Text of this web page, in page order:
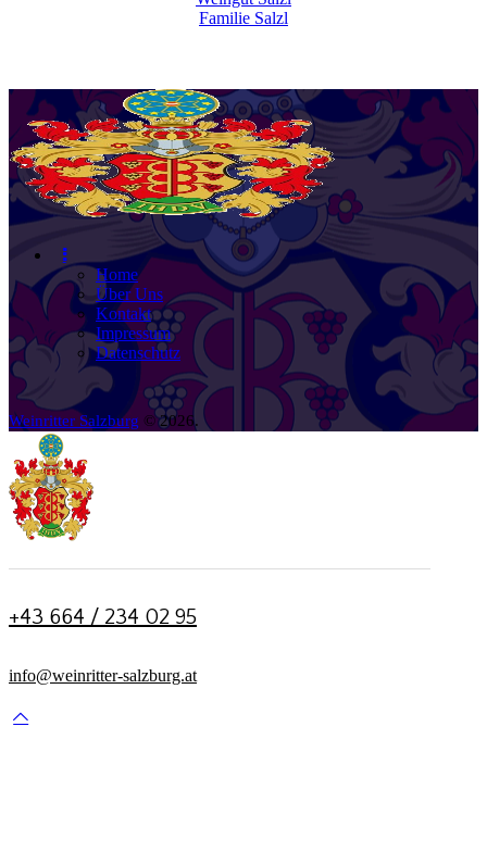
Familie Salzl
Home
Über Uns
Kontakt
Impressum
Datenschutz
Weinritter Salzburg © 2026.
+43 664 / 234 02 95
info@weinritter-salzburg.at